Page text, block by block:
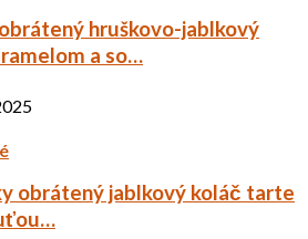
hruškovo-jablkový
a so…
obrátený jablkový koláč tarte